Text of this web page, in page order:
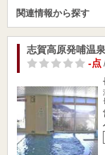
関連情報から探す
志賀高原発哺温
-点/